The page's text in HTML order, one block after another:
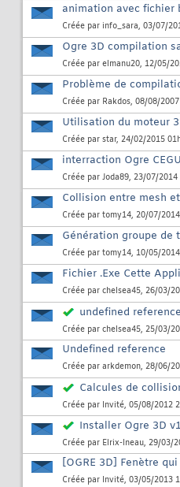
animation avec fichier
Créée par info_sara, 03/07/
Ogre 3D compilation
Créée par elmanu20, 12/05/
Problème de
Créée par Rakdos, 08/08/
Utilisation du moteur
Créée par star, 24/02/2015
interraction Ogre
Créée par Joda89, 23/07/2014
Collision entre mesh
Créée par tomy14, 20/07/
Génération groupe de
Créée par tomy14, 10/05/
Fichier .Exe Cette
Créée par chelsea45, 26/03/
undefined
Créée par chelsea45, 25/03/
Undefined reference
Créée par arkdemon, 28/06/
Calcules de
Créée par Invité, 05/08/2012
Installer Ogre 3D
Créée par Elrix-Ineau, 29/03/
[OGRE 3D] Fenètre
Créée par Invité, 03/05/2013